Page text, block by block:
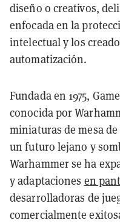
diseño o creativos,
enfocada en la
intelectual y los
automatización.
Fundada en 1975,
conocida por
miniaturas de mesa
un futuro lejano y
Warhammer se ha
y adaptaciones en
desarrolladoras de
comercialmente